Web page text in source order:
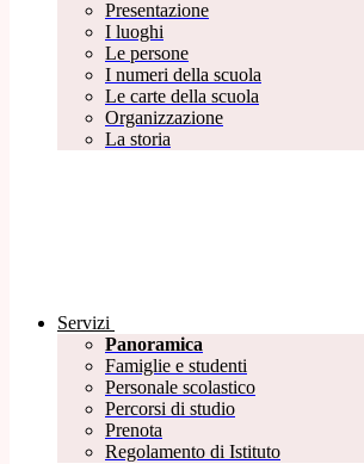
Presentazione
I luoghi
Le persone
I numeri della scuola
Le carte della scuola
Organizzazione
La storia
Servizi
Panoramica
Famiglie e studenti
Personale scolastico
Percorsi di studio
Prenota
Regolamento di Istituto